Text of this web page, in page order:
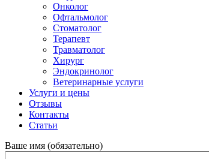
Онколог
Офтальмолог
Стоматолог
Терапевт
Травматолог
Хирург
Эндокринолог
Ветеринарные услуги
Услуги и цены
Отзывы
Контакты
Статьи
Ваше имя (обязательно)